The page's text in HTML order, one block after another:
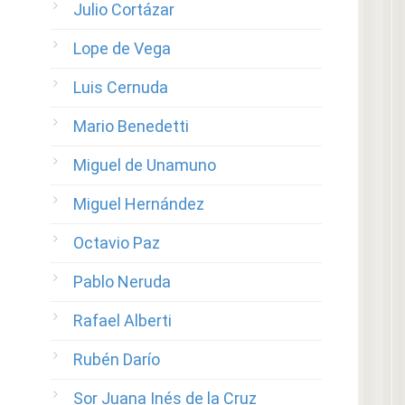
Julio Cortázar
Lope de Vega
Luis Cernuda
Mario Benedetti
Miguel de Unamuno
Miguel Hernández
Octavio Paz
Pablo Neruda
Rafael Alberti
Rubén Darío
Sor Juana Inés de la Cruz